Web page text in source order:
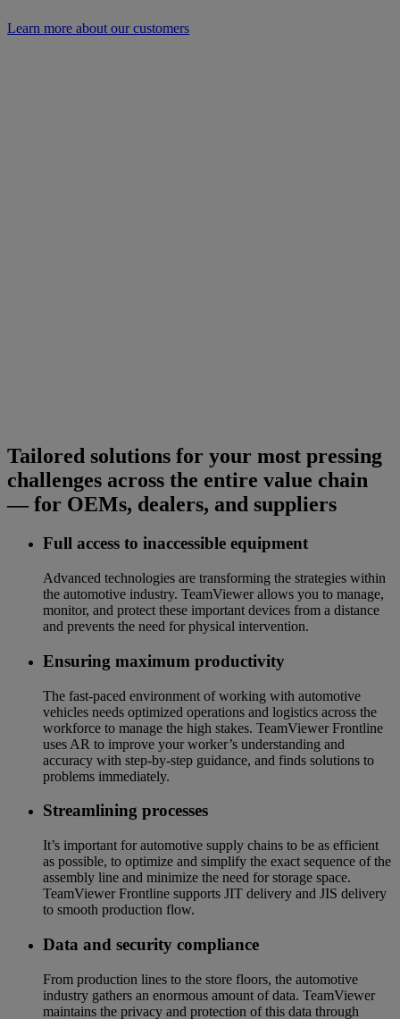
Learn more about our customers
Tailored solutions for your most pressing
challenges across the entire value chain
— for OEMs, dealers, and suppliers
Full access to inaccessible equipment
Advanced technologies are transforming the strategies within
the automotive industry. TeamViewer allows you to manage,
monitor, and protect these important devices from a distance
and prevents the need for physical intervention.
Ensuring maximum productivity
The fast-paced environment of working with automotive
vehicles needs optimized operations and logistics across the
workforce to manage the high stakes. TeamViewer Frontline
uses AR to improve your worker’s understanding and
accuracy with step-by-step guidance, and finds solutions to
problems immediately.
Streamlining processes
It’s important for automotive supply chains to be as efficient
as possible, to optimize and simplify the exact sequence of the
assembly line and minimize the need for storage space.
TeamViewer Frontline supports JIT delivery and JIS delivery
to smooth production flow.
Data and security compliance
From production lines to the store floors, the automotive
industry gathers an enormous amount of data. TeamViewer
maintains the privacy and protection of this data through